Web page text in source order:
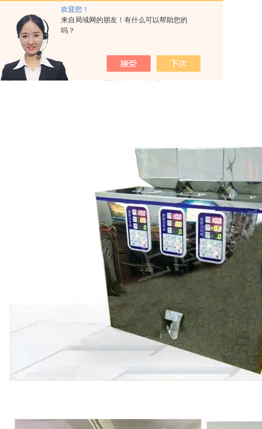
欢迎您！
来自局域网的朋友！有什么可以帮助您的
吗？
精度：0.2g
外观尺寸：38*22*50cm
速度：10-30包/分钟
材质：不锈钢
净重：13KG
定量范围：1克-100克之间，克数可调